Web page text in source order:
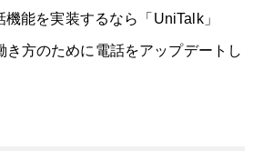
能を実装するなら「UniTalk」
き方のために電話をアップデートし